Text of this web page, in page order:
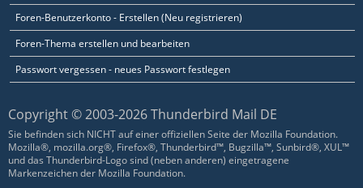
Foren-Benutzerkonto - Erstellen (Neu registrieren)
Foren-Thema erstellen und bearbeiten
Passwort vergessen - neues Passwort festlegen
Copyright © 2003-2026 Thunderbird Mail DE
Sie befinden sich NICHT auf einer offiziellen Seite der Mozilla Foundation.
Mozilla®, mozilla.org®, Firefox®, Thunderbird™, Bugzilla™, Sunbird®, XUL™
und das Thunderbird-Logo sind (neben anderen) eingetragene
Markenzeichen der Mozilla Foundation.